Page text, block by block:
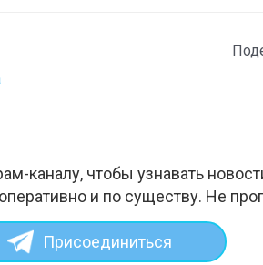
каналу, чтобы узнавать
и по существу. Не
Присоединиться